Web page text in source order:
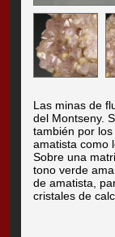
Las minas de
del Montseny.
también por
amatista como
Sobre una
tono verde
de amatista,
cristales de